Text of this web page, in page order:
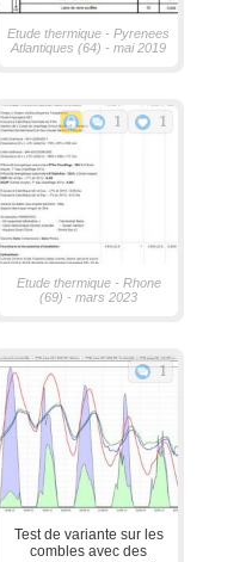
Etude thermique - Pyrenees
Atlantiques (64) - mai 2019
1 1
Etude thermique - Rhone
(69) - mars 2023
1
Test de variante sur les
combles avec des